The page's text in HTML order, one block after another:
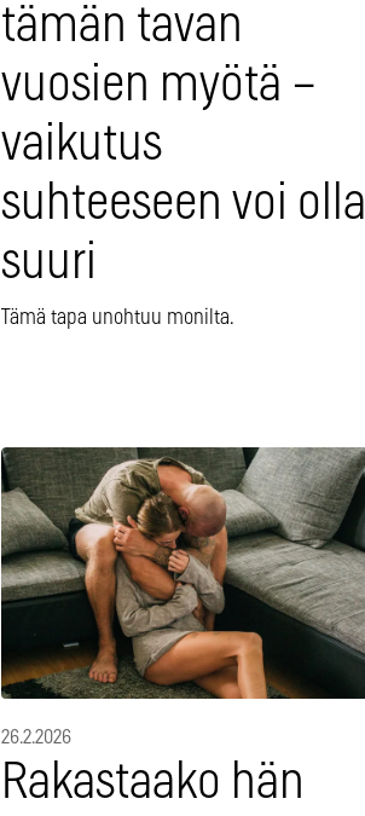
tämän tavan
vuosien myötä –
vaikutus
suhteeseen voi olla
suuri
Tämä tapa unohtuu monilta.
26.2.2026
Rakastaako hän